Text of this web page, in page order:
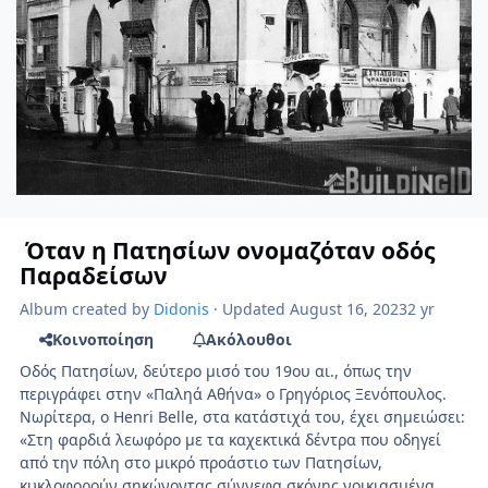
Όταν η Πατησίων ονομαζόταν οδός
Παραδείσων
Album created by Didonis · UpdatedAugust 16, 20232 yr
Κοινοποίηση
Ακόλουθοι
Οδός Πατησίων, δεύτερο μισό του 19ου αι., όπως την
περιγράφει στην «Παληά Αθήνα» ο Γρηγόριος Ξενόπουλος.
Νωρίτερα, ο Henri Belle, στα κατάστιχά του, έχει σημειώσει:
«Στη φαρδιά λεωφόρο με τα καχεκτικά δέντρα που οδηγεί
από την πόλη στο μικρό προάστιο των Πατησίων,